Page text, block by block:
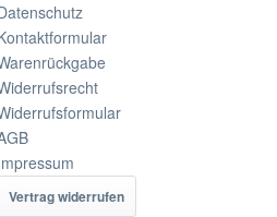
Vertrag widerrufen